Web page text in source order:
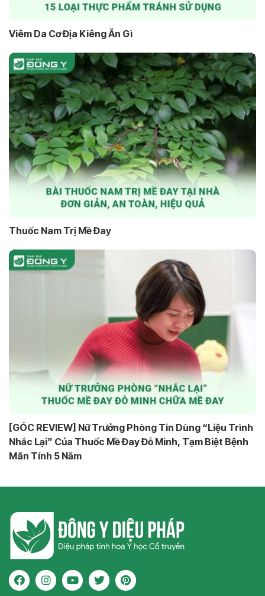
Viêm Da Cơ Địa Kiêng Ăn Gì
Thuốc Nam Trị Mề Đay
[GÓC REVIEW] Nữ Trưởng Phòng Tin Dùng “Liệu Trình
Nhắc Lại” Của Thuốc Mề Đay Đỗ Minh, Tạm Biệt Bệnh
Mãn Tính 5 Năm